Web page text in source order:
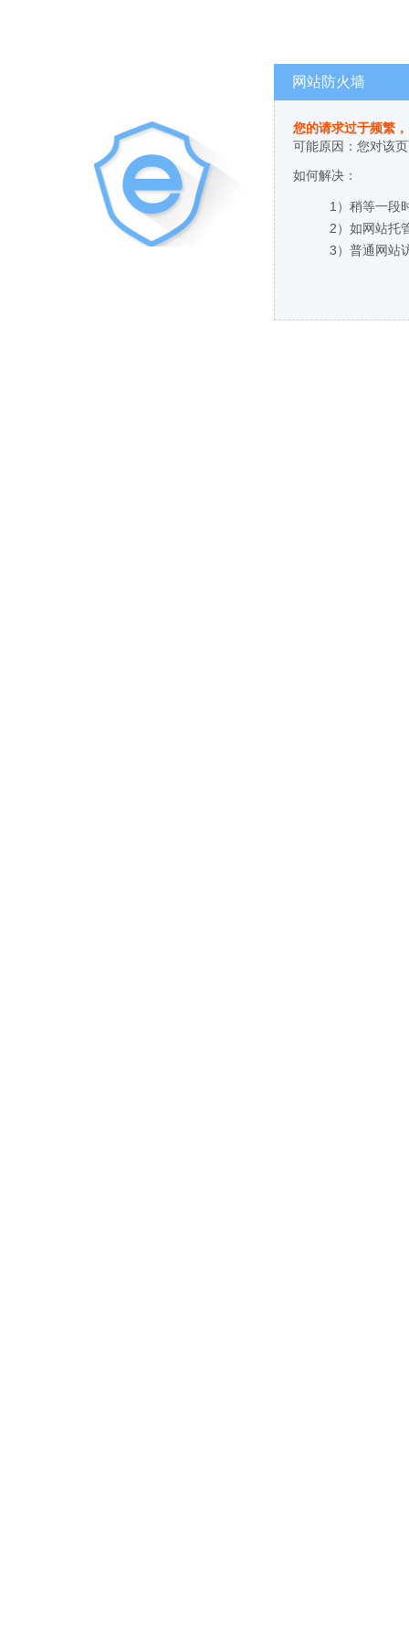
网站防火墙
您的请求过于频繁
可能原因：您对该
如何解决：
1）稍等一段
2）如网站托
3）普通网站